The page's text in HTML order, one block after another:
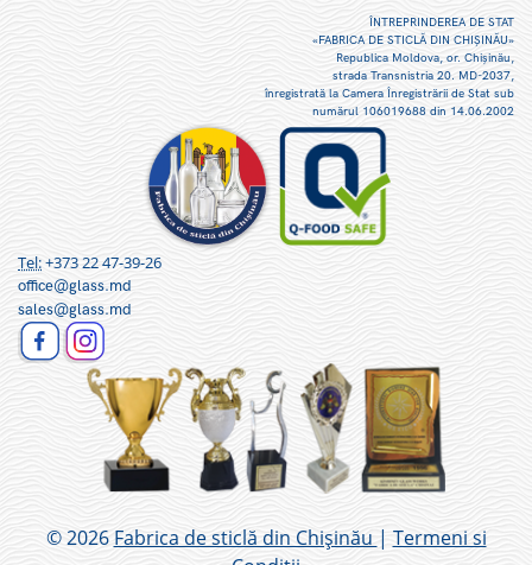
ÎNTREPRINDEREA DE STAT
«FABRICA DE STICLĂ DIN CHIŞINĂU»
Republica Moldova, or. Chişinău,
strada Transnistria 20. MD-2037,
înregistrată la Camera Înregistrării de Stat sub
numărul 106019688 din 14.06.2002
Tel:+373 22 47-39-26
office@glass.md
sales@glass.md
© 2026 Fabrica de sticlă din Chișinău | Termeni si